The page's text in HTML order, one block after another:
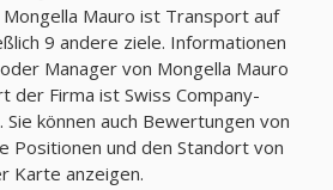
Mauro ist Transport auf
9 andere ziele. Informationen
Manager von Mongella Mauro
der Firma ist Swiss Company-
können auch Bewertungen von
Positionen und den Standort von
Karte anzeigen.